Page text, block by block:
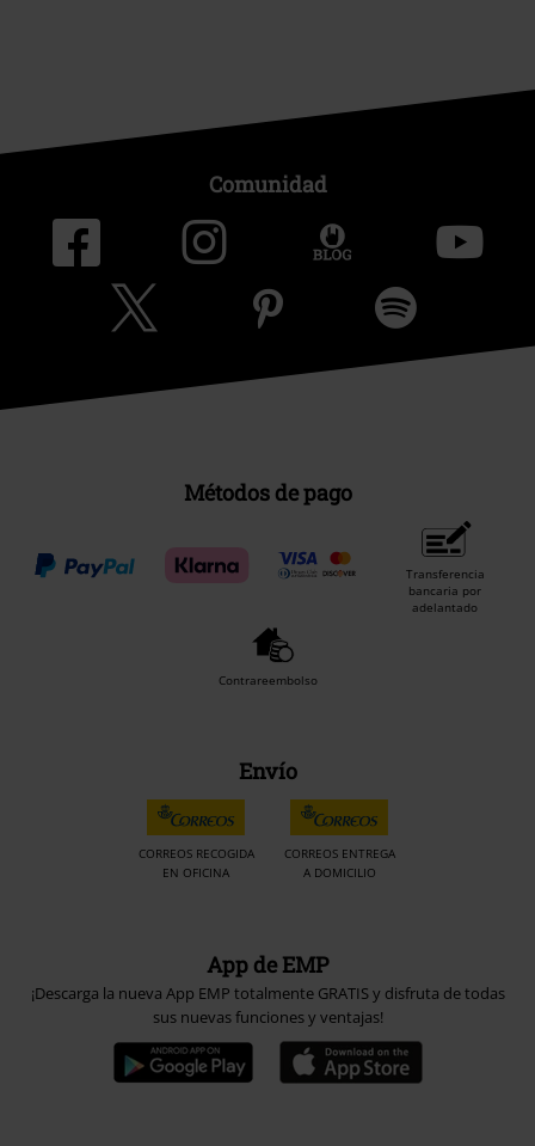
Comunidad
Métodos de pago
Transferencia
bancaria por
adelantado
Contrareembolso
Envío
CORREOS RECOGIDA
EN OFICINA
CORREOS ENTREGA
A DOMICILIO
App de EMP
¡Descarga la nueva App EMP totalmente GRATIS y disfruta de todas
sus nuevas funciones y ventajas!